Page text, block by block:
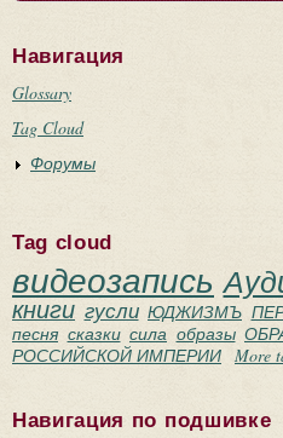
Навигация
Glossary
Tag Cloud
Форумы
Tag cloud
видеозапись
книги гусли ЮДЖИЗМЪ
песня сказки сила образы
РОССИЙСКОЙ ИМПЕРИИ More
Навигация по подшивке